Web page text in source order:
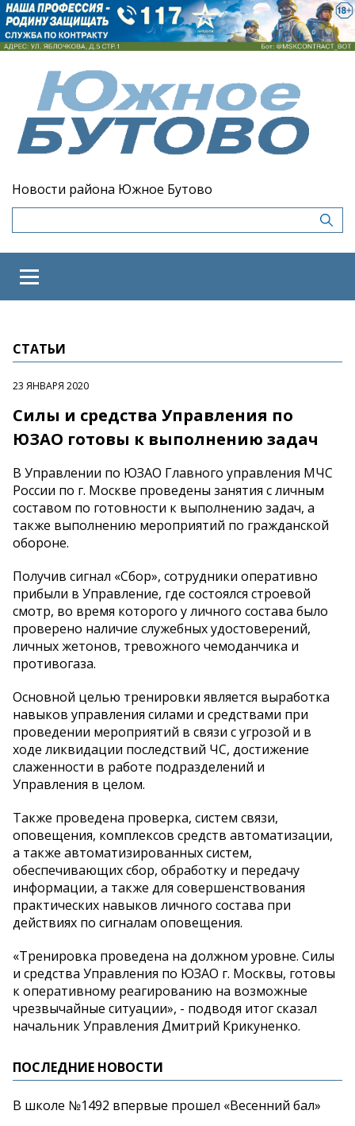
Новости района Южное Бутово
СТАТЬИ
23 ЯНВАРЯ 2020
Силы и средства Управления по
ЮЗАО готовы к выполнению задач
В Управлении по ЮЗАО Главного управления МЧС
России по г. Москве проведены занятия с личным
составом по готовности к выполнению задач, а
также выполнению мероприятий по гражданской
обороне.
Получив сигнал «Сбор», сотрудники оперативно
прибыли в Управление, где состоялся строевой
смотр, во время которого у личного состава было
проверено наличие служебных удостоверений,
личных жетонов, тревожного чемоданчика и
противогаза.
Основной целью тренировки является выработка
навыков управления силами и средствами при
проведении мероприятий в связи с угрозой и в
ходе ликвидации последствий ЧС, достижение
слаженности в работе подразделений и
Управления в целом.
Также проведена проверка, систем связи,
оповещения, комплексов средств автоматизации,
а также автоматизированных систем,
обеспечивающих сбор, обработку и передачу
информации, а также для совершенствования
практических навыков личного состава при
действиях по сигналам оповещения.
«Тренировка проведена на должном уровне. Силы
и средства Управления по ЮЗАО г. Москвы, готовы
к оперативному реагированию на возможные
чрезвычайные ситуации», - подводя итог сказал
начальник Управления Дмитрий Крикуненко.
ПОСЛЕДНИЕ НОВОСТИ
В школе №1492 впервые прошел «Весенний бал»